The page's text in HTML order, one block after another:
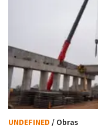
UNDEFINED / Obras